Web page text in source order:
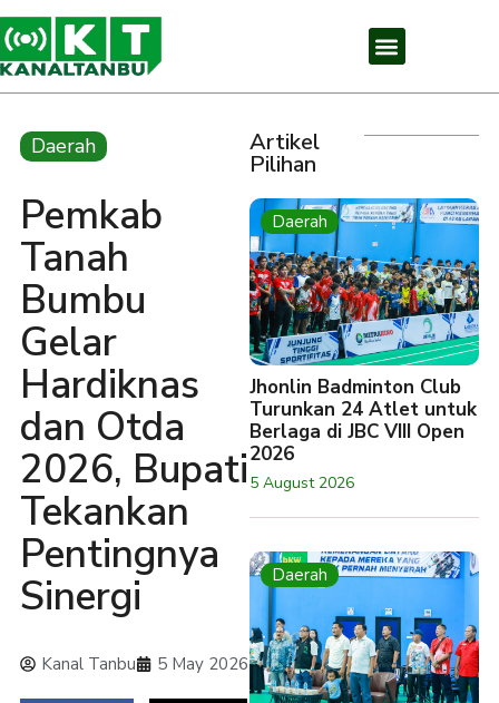
Daerah
Pemkab
Tanah
Bumbu
Gelar
Hardiknas
dan Otda
2026, Bupati
Tekankan
Pentingnya
Sinergi
Kanal Tanbu 5 May 2026
Artikel
Pilihan
Daerah
Jhonlin Badminton Club
Turunkan 24 Atlet untuk
Berlaga di JBC VIII Open
2026
5 August 2026
Daerah